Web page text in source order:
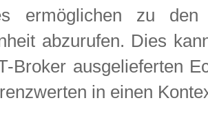
ermöglichen zu den
abzurufen. Dies
Broker ausgelieferten
in einen